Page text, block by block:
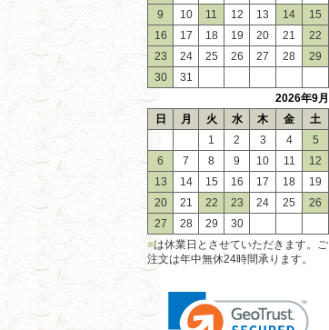
9
10 11 12 13 14
15
16
17 18 19 20 21
22
23
24 25 26 27 28
29
30
31
2026年9月
日
月 火 水 木 金
土
1
2 3 4
5
6
7 8 9 10 11
12
13
14 15 16 17 18
19
20
21 22 23 24 25
26
27
28 29
30
■は休業日とさせていただきます。ご
注文は年中無休24時間承ります。